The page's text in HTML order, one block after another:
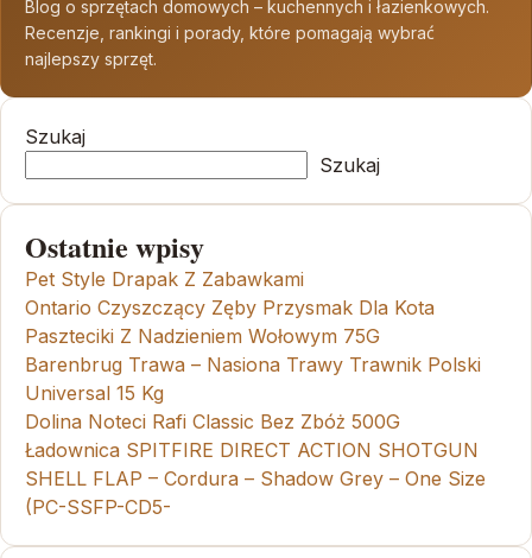
Blog o sprzętach domowych – kuchennych i łazienkowych.
Recenzje, rankingi i porady, które pomagają wybrać
najlepszy sprzęt.
Szukaj
Szukaj
Ostatnie wpisy
Pet Style Drapak Z Zabawkami
Ontario Czyszczący Zęby Przysmak Dla Kota
Paszteciki Z Nadzieniem Wołowym 75G
Barenbrug Trawa – Nasiona Trawy Trawnik Polski
Universal 15 Kg
Dolina Noteci Rafi Classic Bez Zbóż 500G
Ładownica SPITFIRE DIRECT ACTION SHOTGUN
SHELL FLAP – Cordura – Shadow Grey – One Size
(PC-SSFP-CD5-